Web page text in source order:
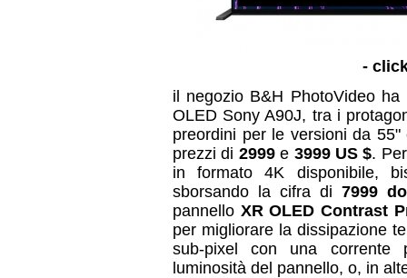
-
il negozio B&H PhotoVideo
OLED Sony A90J, tra i
preordini per le versioni da
prezzi di 2999e 3999 US $.
in formato 4K disponibile,
sborsando la cifra di 7999
pannello XR OLED Contrast
per migliorare la dissipazione
sub-pixel con una corrente
luminosità del pannello, o, in